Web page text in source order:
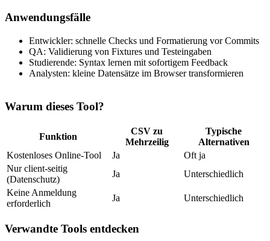
Anwendungsfälle
Entwickler: schnelle Checks und Formatierung vor Commits
QA: Validierung von Fixtures und Testeingaben
Studierende: Syntax lernen mit sofortigem Feedback
Analysten: kleine Datensätze im Browser transformieren
Warum dieses Tool?
Funktion
CSV zu
Mehrzeilig
Typische
Alternativen
Kostenloses Online‑Tool
Ja
Oft ja
Nur client‑seitig
(Datenschutz)
Ja
Unterschiedlich
Keine Anmeldung
erforderlich
Ja Unterschiedlich
Verwandte Tools entdecken